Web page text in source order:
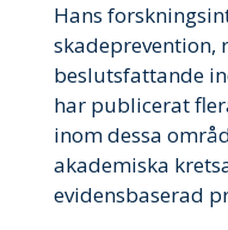
Hans
skadeprevention,
beslutsfattande
har publicerat
inom dessa
akademiska
evidensbaserad